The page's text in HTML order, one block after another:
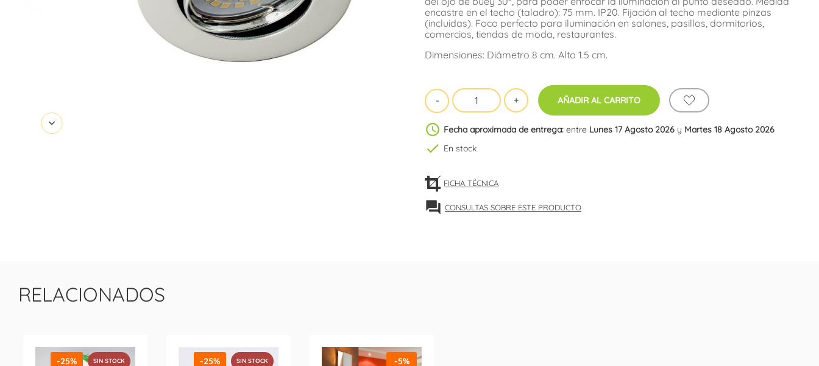
encastre en el techo (taladro): 75 mm. IP20. Fijación al techo mediante pinzas
(incluidas). Foco perfecto para iluminación en salones, pasillos, dormitorios,
comercios, tiendas de moda, restaurantes.
Dimensiones: Diámetro 8 cm. Alto 1.5 cm.
AÑADIR AL CARRITO
schedule Fecha aproximada de entrega: entre Lunes 17 Agosto 2026 y Martes 18 Agosto 2026
check En stock
FICHA TÉCNICA
forum CONSULTAS SOBRE ESTE PRODUCTO
RELACIONADOS
-25% SIN STOCK -25% SIN STOCK -5%